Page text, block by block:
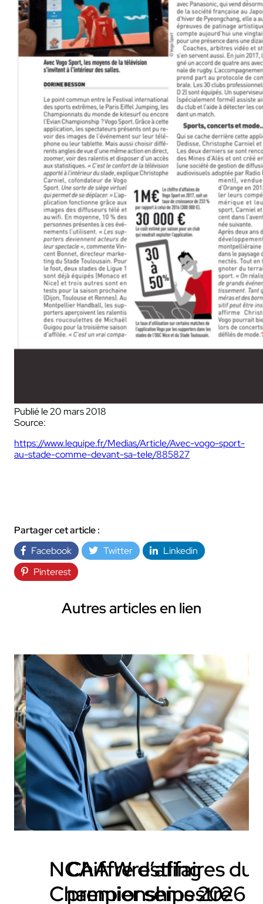
Publié le 20 mars 2018
Source:
https://www.lequipe.fr/Medias/Article/Avec-vogo-sport-
au-stade-comme-devant-sa-tele/885827
Partager cet article :
Facebook
Twitter
Linkedin
Pinterest
Autres articles en lien
NCAA Wrestling
Championships 2026 x
Chiffre d’affaires du
premier semestre